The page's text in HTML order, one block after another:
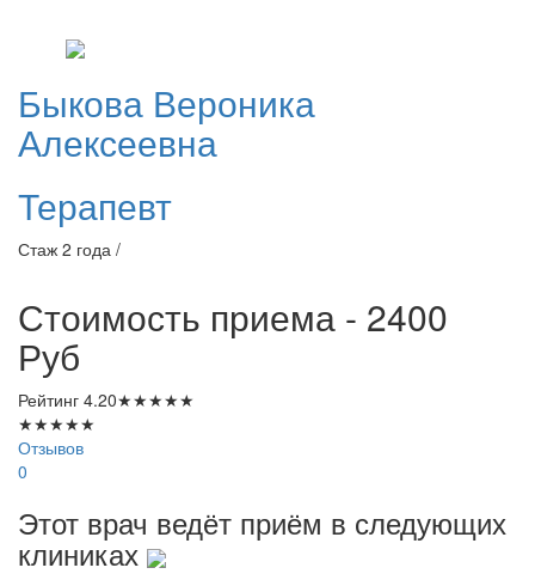
Быкова Вероника
Алексеевна
Терапевт
Стаж 2 года /
Стоимость приема - 2400
Руб
Рейтинг 4.20★★★★★
★★★★★
Отзывов
0
Этот врач ведёт приём в следующих
клиниках